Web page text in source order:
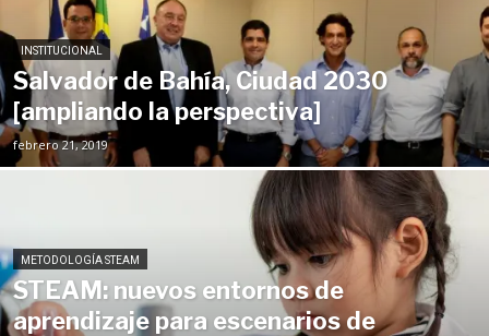
INSTITUCIONAL
Salvador de Bahía, Ciudad 2030
[ampliando la perspectiva]
febrero 21, 2019
METODOLOGÍA STEAM
STEAM: nuevos entornos de
aprendizaje para escenarios de